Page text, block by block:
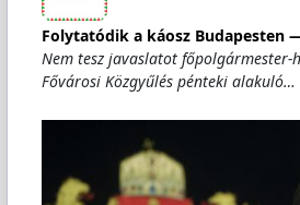
Folytatódik a káosz Budapesten
Nem tesz javaslatot főpolgármester-
Fővárosi Közgyűlés pénteki alakuló…